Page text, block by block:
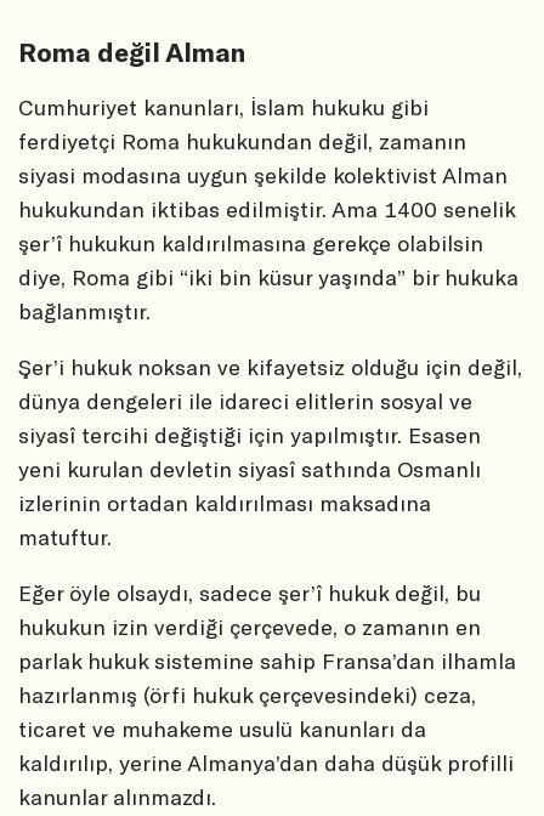
Roma değil Alman
Cumhuriyet kanunları, İslam hukuku gibi
ferdiyetçi Roma hukukundan değil, zamanın
siyasi modasına uygun şekilde kolektivist Alman
hukukundan iktibas edilmiştir. Ama 1400 senelik
şer’î hukukun kaldırılmasına gerekçe olabilsin
diye, Roma gibi “iki bin küsur yaşında” bir hukuka
bağlanmıştır.
Şer’i hukuk noksan ve kifayetsiz olduğu için değil,
dünya dengeleri ile idareci elitlerin sosyal ve
siyasî tercihi değiştiği için yapılmıştır. Esasen
yeni kurulan devletin siyasî sathında Osmanlı
izlerinin ortadan kaldırılması maksadına
matuftur.
Eğer öyle olsaydı, sadece şer’î hukuk değil, bu
hukukun izin verdiği çerçevede, o zamanın en
parlak hukuk sistemine sahip Fransa’dan ilhamla
hazırlanmış (örfi hukuk çerçevesindeki) ceza,
ticaret ve muhakeme usulü kanunları da
kaldırılıp, yerine Almanya’dan daha düşük profilli
kanunlar alınmazdı.